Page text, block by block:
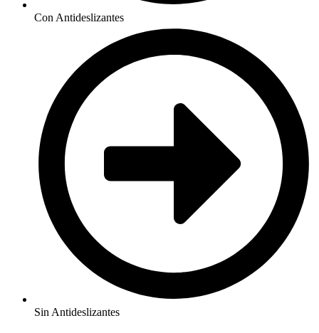
Con Antideslizantes
Sin Antideslizantes